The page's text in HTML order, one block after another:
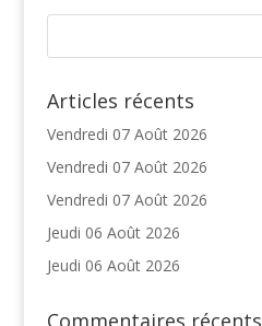
Articles récents
Vendredi 07 Août 2026
Vendredi 07 Août 2026
Vendredi 07 Août 2026
Jeudi 06 Août 2026
Jeudi 06 Août 2026
Commentaires récents